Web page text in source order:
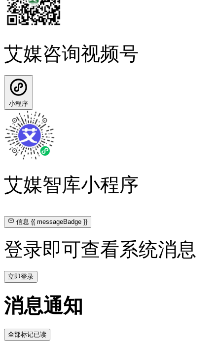
艾媒咨询视频号
小程序
艾媒智库小程序
信息{{ messageBadge }}
登录即可查看系统消息
立即登录
消息通知
全部标记已读